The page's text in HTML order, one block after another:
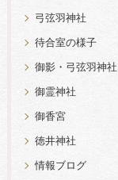
弓弦羽神社
待合室の様子
御影・弓弦羽神社
御霊神社
御香宮
徳井神社
情報ブログ